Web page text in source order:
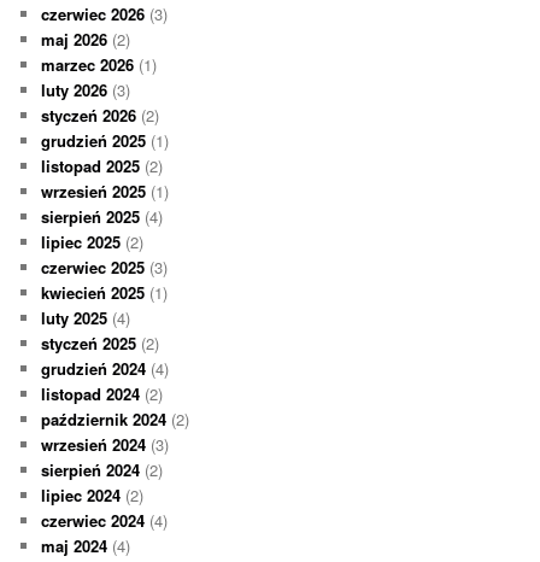
czerwiec 2026 (3)
maj 2026 (2)
marzec 2026 (1)
luty 2026 (3)
styczeń 2026 (2)
grudzień 2025 (1)
listopad 2025 (2)
wrzesień 2025 (1)
sierpień 2025 (4)
lipiec 2025 (2)
czerwiec 2025 (3)
kwiecień 2025 (1)
luty 2025 (4)
styczeń 2025 (2)
grudzień 2024 (4)
listopad 2024 (2)
październik 2024 (2)
wrzesień 2024 (3)
sierpień 2024 (2)
lipiec 2024 (2)
czerwiec 2024 (4)
maj 2024 (4)